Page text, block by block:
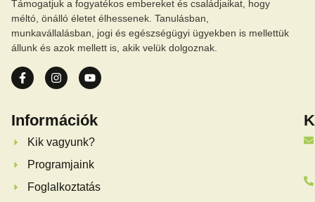
Támogatjuk a fogyatékos embereket és családjaikat, hogy
méltó, önálló életet élhessenek. Tanulásban,
munkavállalásban, jogi és egészségügyi ügyekben is mellettük
állunk és azok mellett is, akik velük dolgoznak.
Információk
Kik vagyunk?
Programjaink
Foglalkoztatás